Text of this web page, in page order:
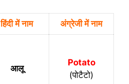
हिंदी में नाम अंग्रेजी में नाम
आलू
Potato
(पोटैटो)